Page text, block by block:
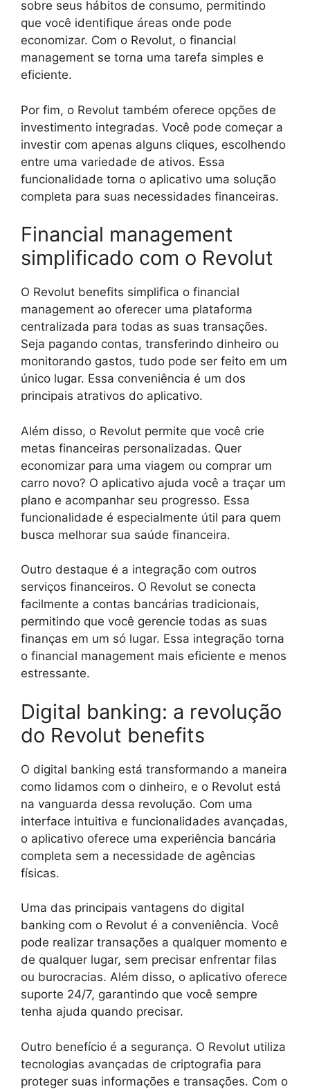
sobre seus hábitos de consumo, permitindo
que você identifique áreas onde pode
economizar. Com o Revolut, o financial
management se torna uma tarefa simples e
eficiente.
Por fim, o Revolut também oferece opções de
investimento integradas. Você pode começar a
investir com apenas alguns cliques, escolhendo
entre uma variedade de ativos. Essa
funcionalidade torna o aplicativo uma solução
completa para suas necessidades financeiras.
Financial management
simplificado com o Revolut
O Revolut benefits simplifica o financial
management ao oferecer uma plataforma
centralizada para todas as suas transações.
Seja pagando contas, transferindo dinheiro ou
monitorando gastos, tudo pode ser feito em um
único lugar. Essa conveniência é um dos
principais atrativos do aplicativo.
Além disso, o Revolut permite que você crie
metas financeiras personalizadas. Quer
economizar para uma viagem ou comprar um
carro novo? O aplicativo ajuda você a traçar um
plano e acompanhar seu progresso. Essa
funcionalidade é especialmente útil para quem
busca melhorar sua saúde financeira.
Outro destaque é a integração com outros
serviços financeiros. O Revolut se conecta
facilmente a contas bancárias tradicionais,
permitindo que você gerencie todas as suas
finanças em um só lugar. Essa integração torna
o financial management mais eficiente e menos
estressante.
Digital banking: a revolução
do Revolut benefits
O digital banking está transformando a maneira
como lidamos com o dinheiro, e o Revolut está
na vanguarda dessa revolução. Com uma
interface intuitiva e funcionalidades avançadas,
o aplicativo oferece uma experiência bancária
completa sem a necessidade de agências
físicas.
Uma das principais vantagens do digital
banking com o Revolut é a conveniência. Você
pode realizar transações a qualquer momento e
de qualquer lugar, sem precisar enfrentar filas
ou burocracias. Além disso, o aplicativo oferece
suporte 24/7, garantindo que você sempre
tenha ajuda quando precisar.
Outro benefício é a segurança. O Revolut utiliza
tecnologias avançadas de criptografia para
proteger suas informações e transações. Com o